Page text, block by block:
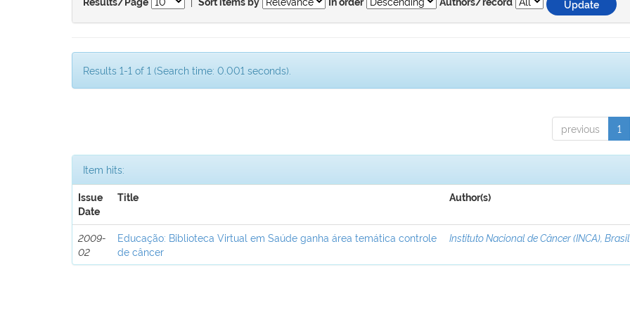
Results/Page Sort items by In order Authors/record
Results 1-1 of 1 (Search time: 0.001 seconds).
previous 1
Item hits:
Issue
Date
Title Author(s)
2009-
02
Educação: Biblioteca Virtual em Saúde ganha área temática controle
de câncer
Instituto Nacional de Câncer (INCA), Brasil